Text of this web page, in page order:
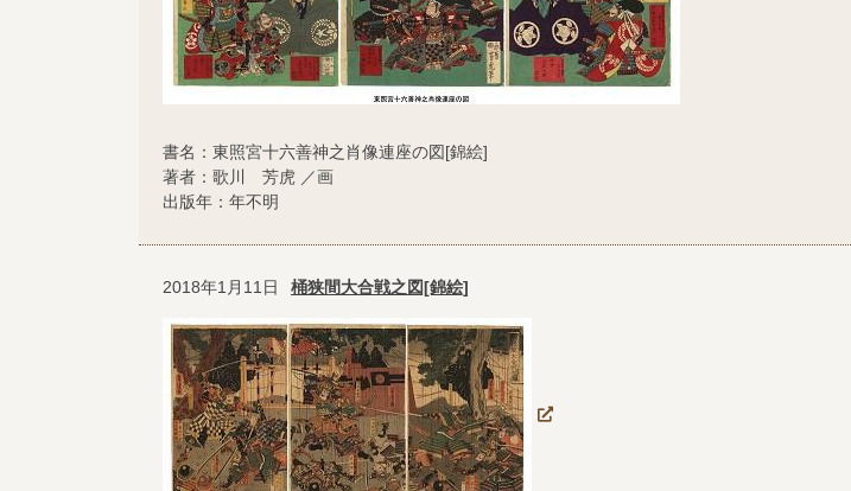
書名：東照宮十六善神之肖像連座の図[錦絵]
著者：歌川 芳虎 ／画
出版年：年不明
2018年1月11日 桶狭間大合戦之図[錦絵]